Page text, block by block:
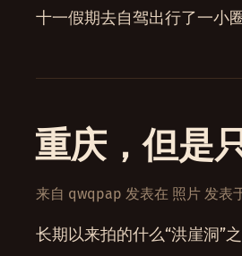
十一假期去自驾出行了一小
重庆，但是
来自 qwqpap 发表在 照片 发表
长期以来拍的什么“洪崖洞”